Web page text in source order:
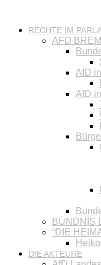
RECHTE IM
AFD
AfD
AfD
BÜNDNIS
“DIE
DIE AKTEURE